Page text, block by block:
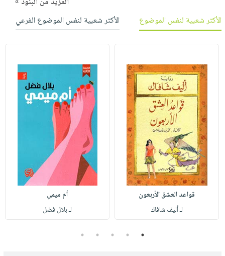
الأكثر شعبية لنفس الموضوع
الأكثر شعبية لنفس الموضوع الفرعي
قواعد العشق الأربعون
لـ أليف شافاك
أم ميمي
لـ بلال فضل
1
2
3
4
5